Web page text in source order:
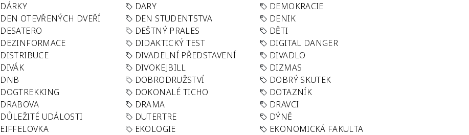
DÁRKY DARY
DEMOKRACIE
DEN OTEVŘENÝCH DVEŘÍ DEN STUDENTSTVA
DENIK
DESATERO DEŠTNÝ PRALES
DĚTI
DEZINFORMACE DIDAKTICKÝ TEST
DIGITAL DANGER
DISTRIBUCE DIVADELNÍ PŘEDSTAVENÍ
DIVADLO
DIVÁK DIVOKEJBILL
DIZMAS
DNB DOBRODRUŽSTVÍ
DOBRÝ SKUTEK
DOGTREKKING DOKONALÉ TICHO
DOTAZNÍK
DRABOVA DRAMA
DRAVCI
DŮLEŽITÉ UDÁLOSTI DUTERTRE
DÝNĚ
EIFFELOVKA EKOLOGIE
EKONOMICKÁ FAKULTA